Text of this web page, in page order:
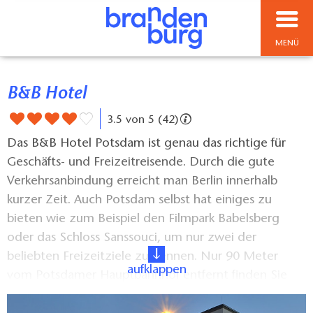
MENÜ
B&B Hotel
3.5 von 5 (42)
Das B&B Hotel Potsdam ist genau das richtige für
Geschäfts- und Freizeitreisende. Durch die gute
Verkehrsanbindung erreicht man Berlin innerhalb
kurzer Zeit. Auch Potsdam selbst hat einiges zu
bieten wie zum Beispiel den Filmpark Babelsberg
oder das Schloss Sanssouci, um nur zwei der
beliebten Freizeitziele zu nennen. Nur 90 Meter
vom Potsdamer Hauptbahnhof entfernt finden Sie
unser B&B Hotel Potsdam. Ideal für alle Gäste, die
aufklappen